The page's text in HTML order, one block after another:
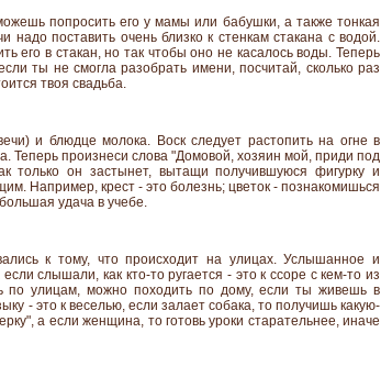
попросить его у мамы или бабушки, а также тонкая
поставить очень близко к стенкам стакана с водой.
его в стакан, но так чтобы оно не касалось воды. Теперь
ты не смогла разобрать имени, посчитай, сколько раз
твоя свадьба.
и блюдце молока. Воск следует растопить на огне в
Теперь произнеси слова "Домовой, хозяин мой, приди под
только он застынет, вытащи получившуюся фигурку и
Например, крест - это болезнь; цветок - познакомишься
удача в учебе.
к тому, что происходит на улицах. Услышанное и
слышали, как кто-то ругается - это к ссоре с кем-то из
по улицам, можно походить по дому, если ты живешь в
- это к веселью, если залает собака, то получишь какую-
а если женщина, то готовь уроки старательнее, иначе